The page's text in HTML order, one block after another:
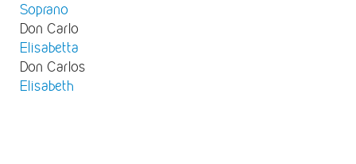
Soprano
Don Carlo
Elisabetta
Don Carlos
Elisabeth